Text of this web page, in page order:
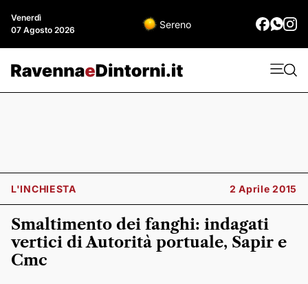
Venerdì
07 Agosto 2026
Sereno
L'INCHIESTA 2 Aprile 2015
Smaltimento dei fanghi: indagati
vertici di Autorità portuale, Sapir e
Cmc